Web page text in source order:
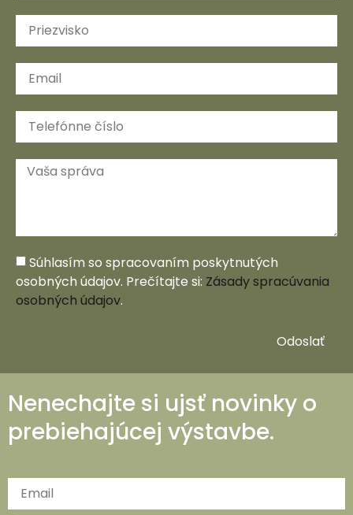
Súhlasím so spracovaním poskytnutých
osobných údajov. Prečítajte si: Zásady spracúvania
osobných údajov.
Odoslať
Nenechajte si ujsť novinky o
prebiehajúcej výstavbe.